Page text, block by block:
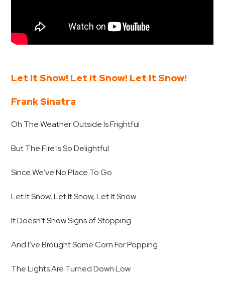
Let It Snow! Let It Snow! Let It Snow!
Frank Sinatra
Oh The Weather Outside Is Frightful
But The Fire Is So Delightful
Since We’ve No Place To Go
Let It Snow, Let It Snow, Let It Snow
It Doesn’t Show Signs of Stopping
And I’ve Brought Some Corn For Popping
The Lights Are Turned Down Low